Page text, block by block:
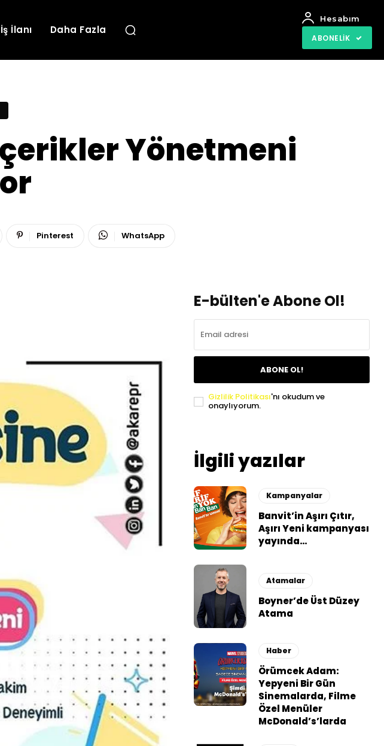
İş İlanı Daha Fazla
Hesabım
ABONELIK
Yönetmeni
Pinterest WhatsApp
E-bülten'e Abone Ol!
ABONE OL!
Gizlilik Politikası'nı okudum ve
onaylıyorum.
İlgili yazılar
Kampanyalar
Banvit’in Aşırı Çıtır,
Aşırı Yeni kampanyası
yayında…
Atamalar
Boyner’de Üst Düzey
Atama
Haber
Örümcek Adam:
Yepyeni Bir Gün
Sinemalarda, Filme
Özel Menüler
McDonald’s’larda